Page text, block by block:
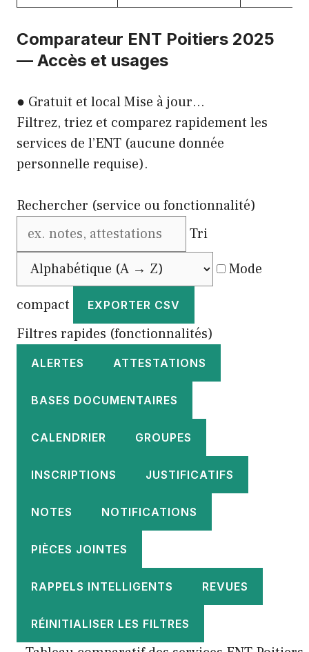
Comparateur ENT Poitiers 2025
— Accès et usages
● Gratuit et localMise à jour…
Filtrez, triez et comparez rapidement les
services de l’ENT (aucune donnée
personnelle requise).
Rechercher (service ou fonctionnalité)
Tri
Mode
compact
EXPORTER CSV
Filtres rapides (fonctionnalités)
ALERTES ATTESTATIONS
BASES DOCUMENTAIRES
CALENDRIER GROUPES
INSCRIPTIONS JUSTIFICATIFS
NOTES NOTIFICATIONS
PIÈCES JOINTES
RAPPELS INTELLIGENTS REVUES
RÉINITIALISER LES FILTRES